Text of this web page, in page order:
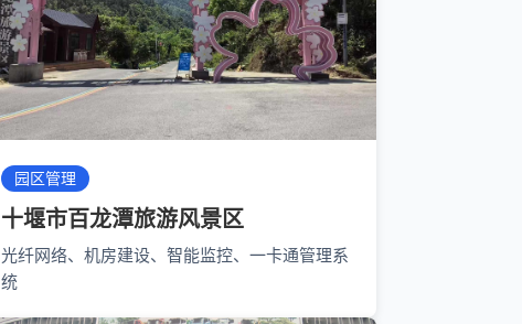
园区管理
十堰市百龙潭旅游风景区
光纤网络、机房建设、智能监控、一卡通管理系
统